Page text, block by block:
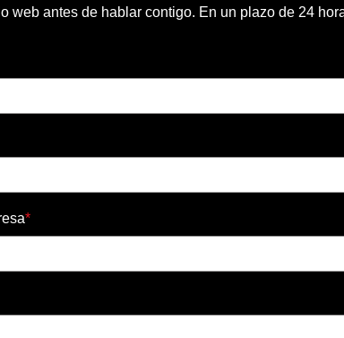
web antes de hablar contigo. En un plazo de 24
*